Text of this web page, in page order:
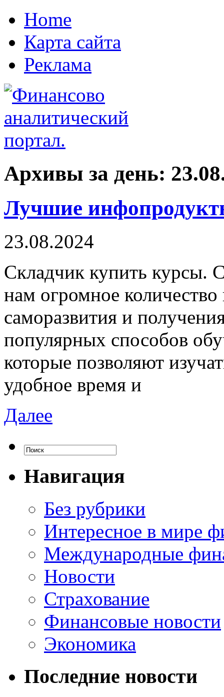
Home
Карта сайта
Реклама
Архивы за день:
Лучшие
23.08.2024
Склaдчик купить курсы.
нам огромное
саморазвития и
популярных способов
которые позволяют
удобное время и
Далее
Навигация
Без рубрики
Интересное в мире
Международные
Новости
Страхование
Финансовые новости
Экономика
Последние новости